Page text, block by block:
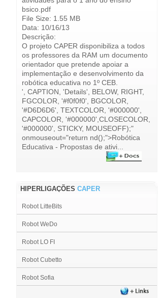
bsico.pdf
File Size: 1.55 MB
Data: 10/16/13
Descrição:
O projeto CAPER disponibiliza a todos
os professores da RAM um documento
orientador que pretende apoiar a
implementação e desenvolvimento da
robótica educativa no 1º CEB.
', CAPTION, 'Details', BELOW, RIGHT,
FGCOLOR, '#f0f0f0', BGCOLOR,
'#D6D6D6', TEXTCOLOR, '#000000',
CAPCOLOR, '#000000',CLOSECOLOR,
'#000000', STICKY, MOUSEOFF);"
onmouseout="return nd();">Robótica
Educativa - Propostas de ativi...
HIPERLIGAÇÕES CAPER
Robot LitteBits
Robot WeDo
Robot LO FI
Robot Cubetto
Robot Sofia